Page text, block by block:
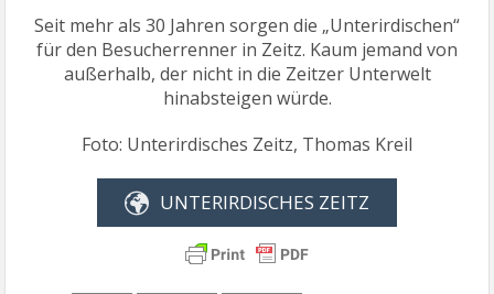
Seit mehr als 30 Jahren sorgen die „Unterirdischen“
für den Besucherrenner in Zeitz. Kaum jemand von
außerhalb, der nicht in die Zeitzer Unterwelt
hinabsteigen würde.
Foto: Unterirdisches Zeitz, Thomas Kreil
UNTERIRDISCHES ZEITZ